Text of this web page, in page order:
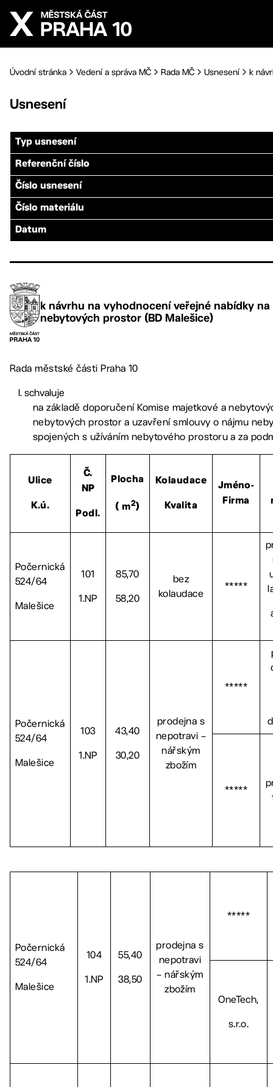
Přejít na hlavní obsah
Úvodní stránka Vedení a správa MČ Rada MČ Usnesení k
Usnesení
Typ usnesení
Referenční číslo
Číslo usnesení
Číslo materiálu
Datum
k návrhu na vyhodnocení veřejné nabídky
nebytových prostor (BD Malešice)
Rada městské části Praha 10
schvaluje
na základě doporučení Komise majetkové a
nebytových prostor a uzavření smlouvy o nájmu
spojených s užíváním nebytového prostoru a za
Ulice
K.ú.
Č.
NP
Podl.
Plocha
( m2)
Kolaudace
Kvalita
Jméno-
Firma
Počernická
524/64
Malešice
101
1.NP
85,70
58,20
bez
kolaudace
*****
Počernická
524/64
Malešice
103
1.NP
43,40
30,20
prodejna s
nepotravi –
nářským
zbožím
*****
*****
Počernická
524/64
Malešice
104
1.NP
55,40
38,50
prodejna s
nepotravi
– nářským
zbožím
*****
OneTech,
s.r.o.